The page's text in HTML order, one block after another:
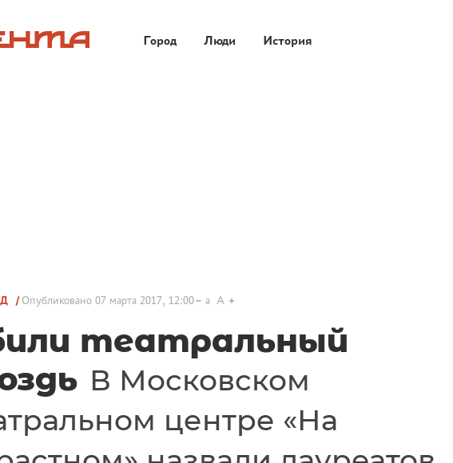
Город Люди История
Опубликовано 07 марта 2017, 12:00 a A
театральный
В Московском
центре «На